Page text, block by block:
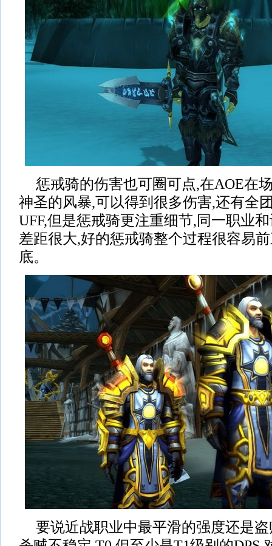
惩戒骑的伤害也可圈可点,在AOE在
神圣的风暴,可以得到很多伤害,还有全
UFF,但是惩戒骑更注重细节,同一职业
差距很大,好的惩戒骑整个过程很容易
底。
要说近战职业中最平滑的强度还是